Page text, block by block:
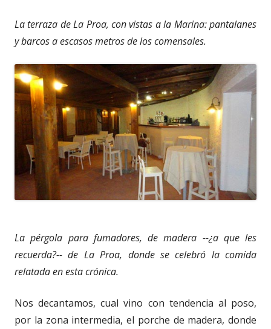
La terraza de La Proa, con vistas a la Marina: pantalanes
y barcos a escasos metros de los comensales.
La pérgola para fumadores, de madera --¿a que les
recuerda?-- de La Proa, donde se celebró la comida
relatada en esta crónica.
Nos decantamos, cual vino con tendencia al poso,
por la zona intermedia, el porche de madera, donde